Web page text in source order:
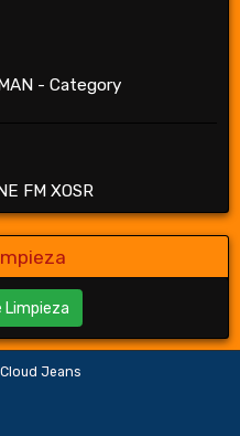
- Category
FM XOSR
Limpieza
Jeans